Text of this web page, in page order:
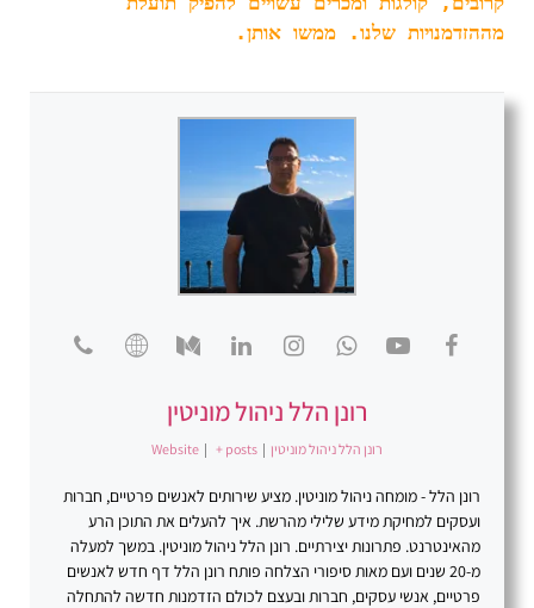
מההזדמנויות שלנו. ממשו אותן.
רונן הלל ניהול מוניטין
רונן הלל ניהול מוניטין |
Website | + posts
רונן הלל - מומחה ניהול מוניטין. מציע שירותים לאנשים פרטיים, חברות
ועסקים למחיקת מידע שלילי מהרשת. איך להעלים את התוכן הרע
מהאינטרנט. פתרונות יצירתיים. רונן הלל ניהול מוניטין. במשך למעלה
מ-20 שנים ועם מאות סיפורי הצלחה פותח רונן הלל דף חדש לאנשים
פרטיים, אנשי עסקים, חברות ובעצם לכולם הזדמנות חדשה להתחלה